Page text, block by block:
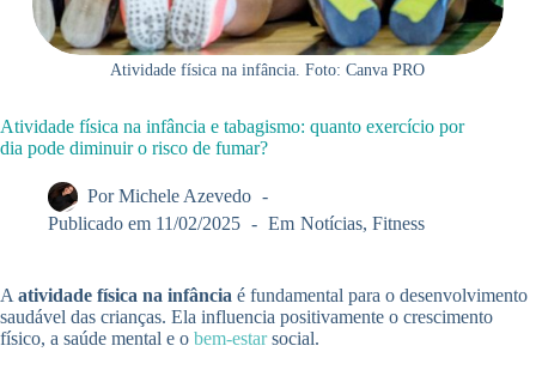
Atividade física na infância. Foto: Canva PRO
Atividade física na infância e tabagismo: quanto exercício por
dia pode diminuir o risco de fumar?
Por Michele Azevedo
Publicado em 11/02/2025 Em Notícias, Fitness
A atividade física na infância é fundamental para o desenvolvimento
saudável das crianças. Ela influencia positivamente o crescimento
físico, a saúde mental e o bem-estarsocial.